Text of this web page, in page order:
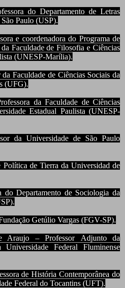
do Departamento de Letras
Paulo (USP).
e coordenadora do Programa de
Faculdade de Filosofia e Ciências
(UNESP-Marília).
Faculdade de Ciências Sociais da
(UFG).
da Faculdade de Ciências
Estadual Paulista (UNESP-
da Universidade de São Paulo
de Tierra da Universidad de
do Departamento de Sociologia da
Getúlio Vargas (FGV-SP).
Araujo – Professor Adjunto da
Federal Fluminense
de História Contemporânea do
Federal do Tocantins (UFT).